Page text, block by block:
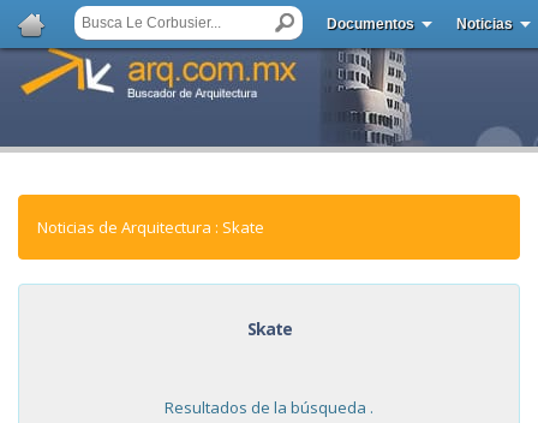
Documentos Noticias
Noticias de Arquitectura : Skate
Skate
Resultados de la búsqueda .